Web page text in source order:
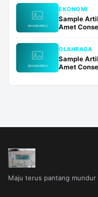
EKONOMI
Sample
Amet
OLAHRAGA
Sample
Amet
Maju terus pantang mundur